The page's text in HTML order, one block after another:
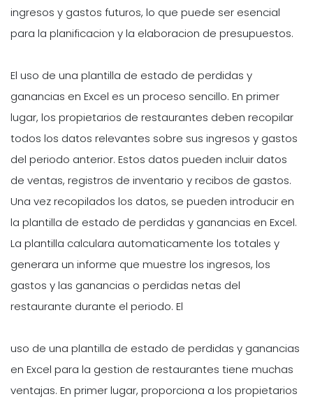
ingresos y gastos futuros, lo que puede ser esencial
para la planificacion y la elaboracion de presupuestos.
El uso de una plantilla de estado de perdidas y
ganancias en Excel es un proceso sencillo. En primer
lugar, los propietarios de restaurantes deben recopilar
todos los datos relevantes sobre sus ingresos y gastos
del periodo anterior. Estos datos pueden incluir datos
de ventas, registros de inventario y recibos de gastos.
Una vez recopilados los datos, se pueden introducir en
la plantilla de estado de perdidas y ganancias en Excel.
La plantilla calculara automaticamente los totales y
generara un informe que muestre los ingresos, los
gastos y las ganancias o perdidas netas del
restaurante durante el periodo. El
uso de una plantilla de estado de perdidas y ganancias
en Excel para la gestion de restaurantes tiene muchas
ventajas. En primer lugar, proporciona a los propietarios